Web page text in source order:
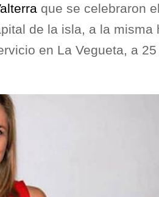
que se celebraron
de la isla, a la misma
en La Vegueta, a